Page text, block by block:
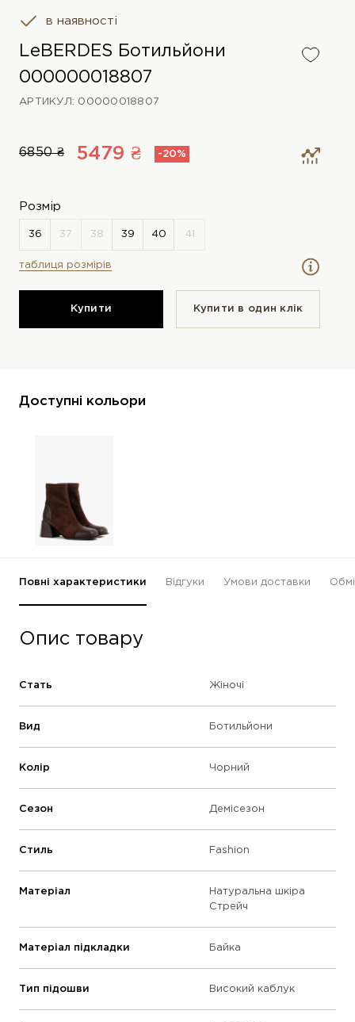
в наявності
LeBERDES Ботильйони
000000018807
АРТИКУЛ: 00000018807
6850 ₴ 5479 ₴ -20%
Розмір
таблиця розмірів
Купити Купити в один клiк
Доступні кольори
Повні характеристики Відгуки Умови доставки
Опис товару
Стать Жіночі
Вид Ботильйони
Колір Чорний
Сезон Демісезон
Стиль Fashion
Матеріал
Натуральна шкіра
Стрейч
Матеріал підкладки Байка
Тип підошви Високий каблук